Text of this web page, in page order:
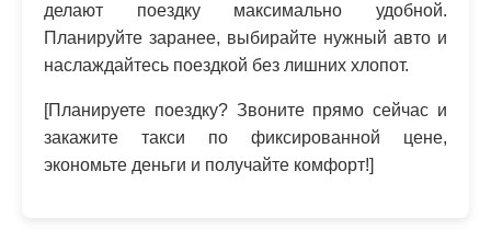
делают поездку максимально удобной.
Планируйте заранее, выбирайте нужный авто и
наслаждайтесь поездкой без лишних хлопот.
[Планируете поездку? Звоните прямо сейчас и
закажите такси по фиксированной цене,
экономьте деньги и получайте комфорт!]